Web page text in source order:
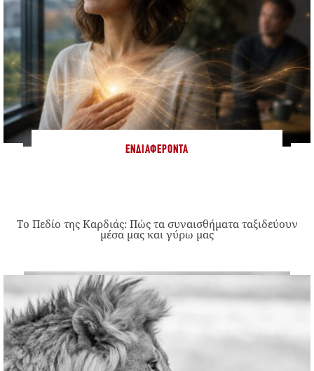
ΕΝΔΙΑΦΈΡΟΝΤΑ
Το Πεδίο της Καρδιάς: Πώς τα συναισθήματα ταξιδεύουν
μέσα μας και γύρω μας